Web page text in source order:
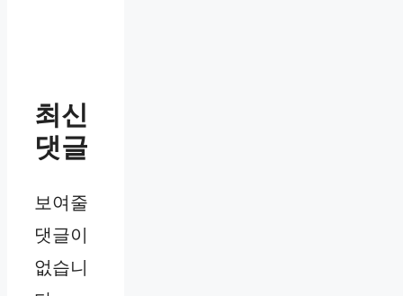
최신
댓글
보여줄
댓글이
없습니